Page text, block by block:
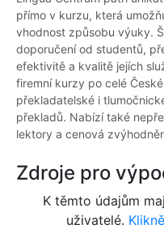
přímo v kurzu, která
vhodnost způsobu výuky.
doporučení od studentů,
efektivitě a kvalitě jejích
firemní kurzy po celé
překladatelské i
překladů. Nabízí také
lektory a cenová
Zdroje pro
K těmto údajům
uživatelé.